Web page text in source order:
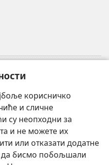
корисничко
и сличне
су неопходни за
и не можете их
или отказати додатне
да бисмо побољшали